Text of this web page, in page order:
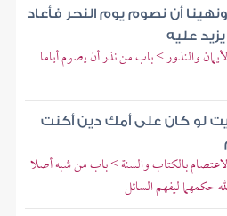
ونهينا أن نصوم يوم النحر فأعاد
عليه
والنذور > باب من نذر أن يصوم أياما
لو كان على أمك دين أكنت
بالكتاب والسنة > باب من شبه أصلا
حكمهما ليفهم السائل